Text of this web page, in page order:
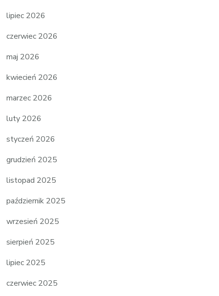
lipiec 2026
czerwiec 2026
maj 2026
kwiecień 2026
marzec 2026
luty 2026
styczeń 2026
grudzień 2025
listopad 2025
październik 2025
wrzesień 2025
sierpień 2025
lipiec 2025
czerwiec 2025